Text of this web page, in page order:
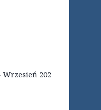
Wrzesień 202